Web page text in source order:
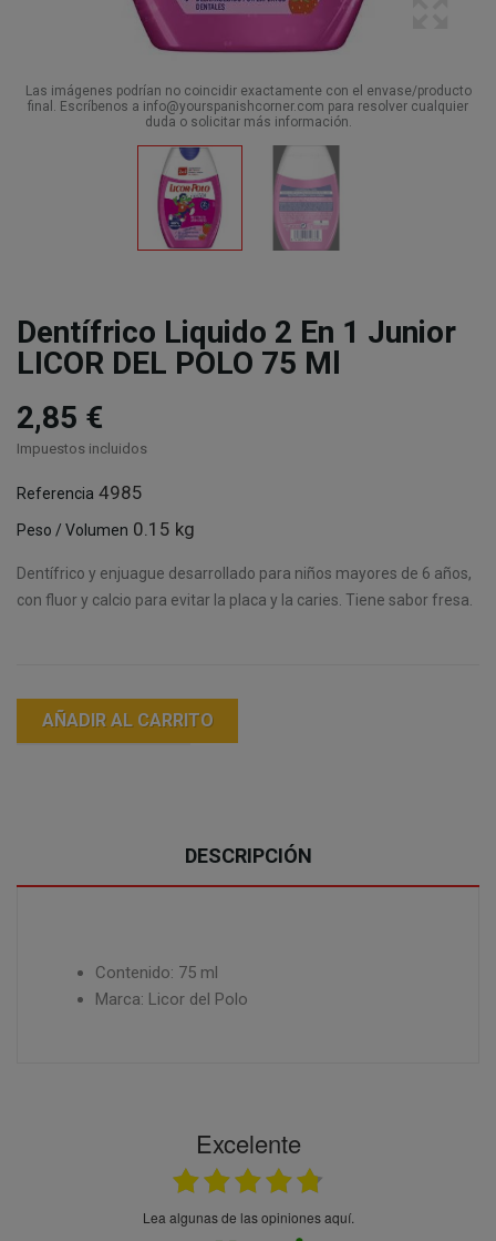
Las imágenes podrían no coincidir exactamente con el envase/producto
final. Escríbenos a info@yourspanishcorner.com para resolver cualquier
duda o solicitar más información.
Dentífrico Liquido 2 En 1 Junior
LICOR DEL POLO 75 Ml
2,85 €
Impuestos incluidos
Referencia 4985
Peso / Volumen 0.15 kg
Dentífrico y enjuague desarrollado para niños mayores de 6 años,
con fluor y calcio para evitar la placa y la caries. Tiene sabor fresa.
AÑADIR AL CARRITO
DESCRIPCIÓN
Contenido: 75 ml
Marca: Licor del Polo
Excelente
Lea algunas de las opiniones aquí.